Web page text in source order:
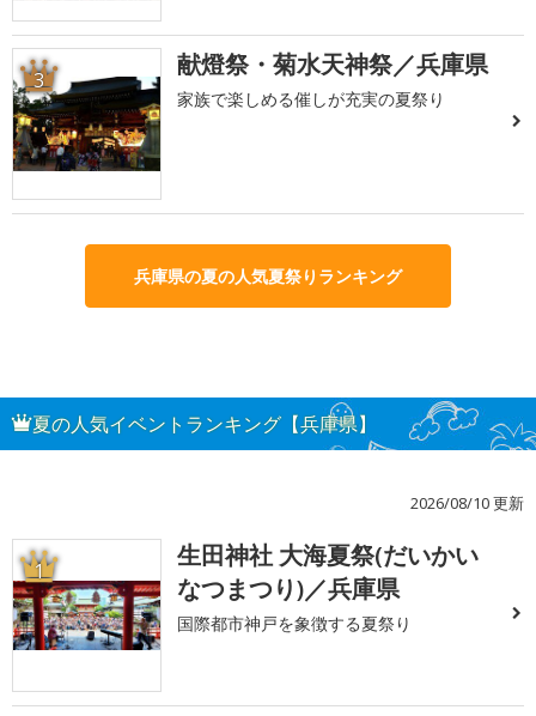
3 献燈祭・菊水天神祭／兵庫県
家族で楽しめる催しが充実の夏祭り
兵庫県の夏の人気夏祭りランキング
夏の人気イベントランキング【兵庫県】
2026/08/10 更新
1
生田神社 大海夏祭(だいかい
なつまつり)／兵庫県
国際都市神戸を象徴する夏祭り